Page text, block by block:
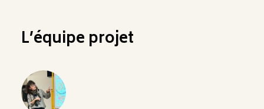
L’équipe projet